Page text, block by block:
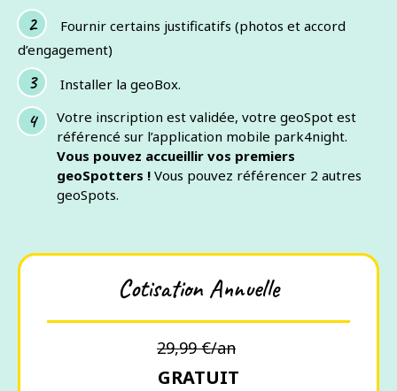
Fournir certains justificatifs (photos et accord
d’engagement)
Installer la geoBox.
Votre inscription est validée, votre geoSpot est
référencé sur l’application mobile park4night.
Vous pouvez accueillir vos premiers
geoSpotters ! Vous pouvez référencer 2 autres
geoSpots.
Cotisation Annuelle
29,99 €/an
GRATUIT